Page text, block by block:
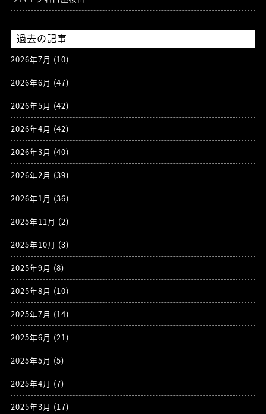
過去の記事
2026年7月 (10)
2026年6月 (47)
2026年5月 (42)
2026年4月 (42)
2026年3月 (40)
2026年2月 (39)
2026年1月 (36)
2025年11月 (2)
2025年10月 (3)
2025年9月 (8)
2025年8月 (10)
2025年7月 (14)
2025年6月 (21)
2025年5月 (5)
2025年4月 (7)
2025年3月 (17)